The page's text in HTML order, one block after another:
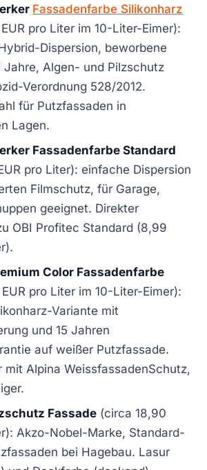
Fassadenfarbe Silikonharz
pro Liter im 10-Liter-Eimer):
Dispersion, beworbene
Jahre, Algen- und Pilzschutz
Verordnung 528/2012.
für Putzfassaden in
Lagen.
Fassadenfarbe Standard
pro Liter): einfache Dispersion
Filmschutz, für Garage,
geeignet. Direkter
OBI Profitec Standard (8,99
Color Fassadenfarbe
pro Liter im 10-Liter-Eimer):
Variante mit
und 15 Jahren
auf weißer Putzfassade.
mit Alpina WeissfassadenSchutz,
Fassade (circa 18,90
Akzo-Nobel-Marke, Standard-
bei Hagebau. Lasur